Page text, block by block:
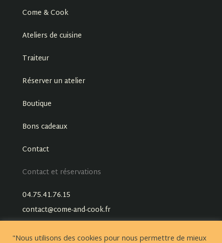
Come & Cook
Ateliers de cuisine
Traiteur
Réserver un atelier
Boutique
Bons cadeaux
Contact
Contact et réservations
04.75.41.76.15
contact@come-and-cook.fr
"Nous utilisons des cookies pour nous permettre de mieux